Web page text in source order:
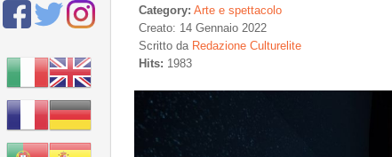
Category: Arte e spettacolo
Creato: 14 Gennaio 2022
Scritto da Redazione Culturelite
Hits: 1983